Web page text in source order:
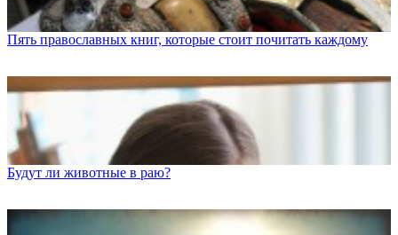
Пять православных книг, которые стоит почитать каждому
Будут ли животные в раю?